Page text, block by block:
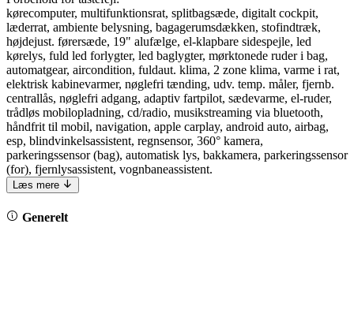
kørecomputer, multifunktionsrat, splitbagsæde, digitalt cockpit,
læderrat, ambiente belysning, bagagerumsdækken, stofindtræk,
højdejust. førersæde, 19" alufælge, el-klapbare sidespejle, led
kørelys, fuld led forlygter, led baglygter, mørktonede ruder i bag,
automatgear, aircondition, fuldaut. klima, 2 zone klima, varme i rat,
elektrisk kabinevarmer, nøglefri tænding, udv. temp. måler, fjernb.
centrallås, nøglefri adgang, adaptiv fartpilot, sædevarme, el-ruder,
trådløs mobilopladning, cd/radio, musikstreaming via bluetooth,
håndfrit til mobil, navigation, apple carplay, android auto, airbag,
esp, blindvinkelsassistent, regnsensor, 360° kamera,
parkeringssensor (bag), automatisk lys, bakkamera, parkeringssensor
(for), fjernlysassistent, vognbaneassistent.
Læs mere
Generelt